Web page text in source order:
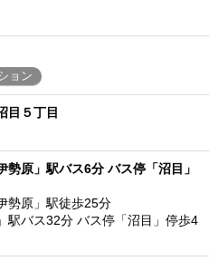
ョン
目５丁目
勢原」駅バス6分 バス停「沼目」
勢原」駅徒歩25分
駅バス32分 バス停「沼目」停歩4